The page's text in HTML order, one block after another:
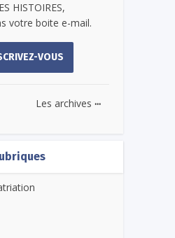
HISTOIRES,
votre boite e-mail.
VOUS
Les archives ...